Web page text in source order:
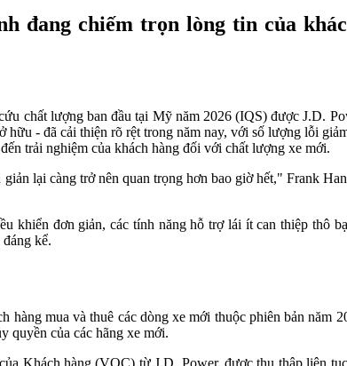
đang chiếm trọn lòng tin của
chất lượng ban đầu tại Mỹ năm 2026 (IQS) được J.D.
- đã cải thiện rõ rệt trong năm nay, với số lượng lỗi
trải nghiệm của khách hàng đối với chất lượng xe mới.
lại càng trở nên quan trọng hơn bao giờ hết," Frank
khiển đơn giản, các tính năng hỗ trợ lái ít can thiệp thô
kể.
mua và thuê các dòng xe mới thuộc phiên bản năm
quyền của các hãng xe mới.
Khách hàng (VOC) từ J.D. Power, được thu thập liên